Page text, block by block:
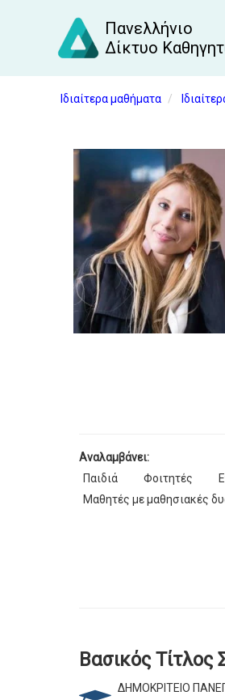
Πανελλήνιο
Δίκτυο
Ιδιαίτερα μαθήματα
Αναλαμβάνει:
Παιδιά
Φοιτητές
Μαθητές με μαθησιακές
Βασικός
ΔΗΜΟΚΡΙΤΕΙΟ